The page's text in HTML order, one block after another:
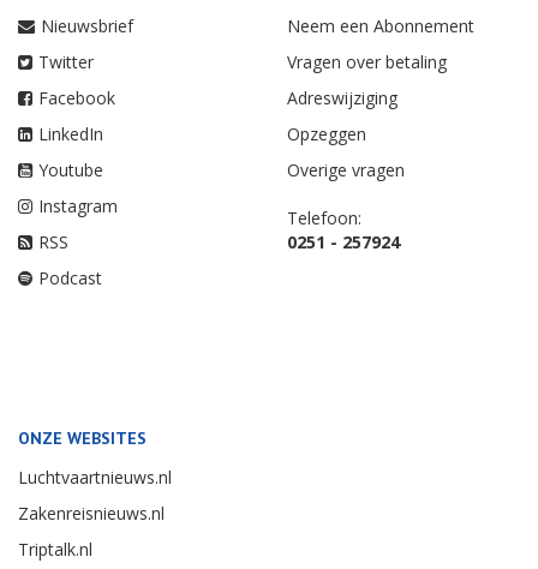
Nieuwsbrief
Twitter
Facebook
LinkedIn
Youtube
Instagram
RSS
Podcast
Neem een Abonnement
Vragen over betaling
Adreswijziging
Opzeggen
Overige vragen
Telefoon:
0251 - 257924
ONZE WEBSITES
Luchtvaartnieuws.nl
Zakenreisnieuws.nl
Triptalk.nl